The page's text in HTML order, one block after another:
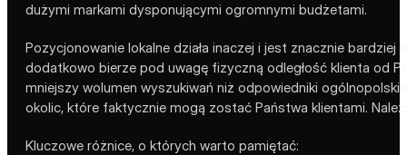
dużymi markami dysponującymi ogromnymi budżetami.
Pozycjonowanie lokalne działa inaczej i jest znacznie
dodatkowo bierze pod uwagę fizyczną odległość klienta od
mniejszy wolumen wyszukiwań niż odpowiedniki
okolic, które faktycznie mogą zostać Państwa klientami.
Kluczowe różnice, o których warto pamiętać: